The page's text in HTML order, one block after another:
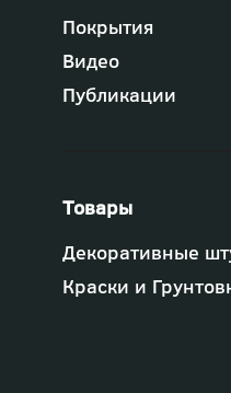
Футер
-
меню
Покрытия
Видео
Публикации
Футер
-
меню
"Товары"
Декоративные
Краски и